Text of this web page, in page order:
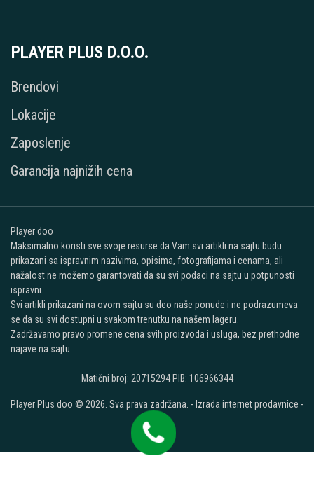
PLAYER PLUS D.O.O.
Brendovi
Lokacije
Zaposlenje
Garancija najnižih cena
Player doo
Maksimalno koristi sve svoje resurse da Vam svi artikli na sajtu budu
prikazani sa ispravnim nazivima, opisima, fotografijama i cenama, ali
nažalost ne možemo garantovati da su svi podaci na sajtu u potpunosti
ispravni.
Svi artikli prikazani na ovom sajtu su deo naše ponude i ne podrazumeva
se da su svi dostupni u svakom trenutku na našem lageru.
Zadržavamo pravo promene cena svih proizvoda i usluga, bez prethodne
najave na sajtu.
Matični broj: 20715294 PIB: 106966344
Player Plus doo © 2026. Sva prava zadržana. - Izrada internet prodavnice -
Selltico.